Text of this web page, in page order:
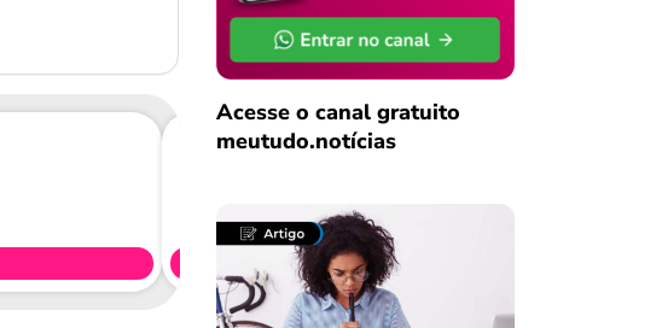
Acesse o canal gratuito
meutudo.notícias